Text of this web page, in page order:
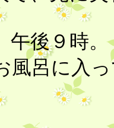
午後９時。
風呂に入